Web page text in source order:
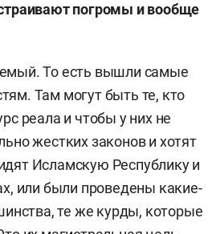
погромы и вообще
То есть вышли самые
Там могут быть те, кто
реала и чтобы у них не
жестких законов и хотят
Исламскую Республику и
или были проведены какие-
те же курды, которые